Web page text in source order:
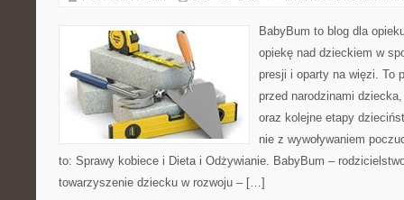
BabyBum to blog dla
opiekę nad dzieckiem w
presji i oparty na więzi. To
przed narodzinami
oraz kolejne etapy
nie z wywoływaniem
to: Sprawy kobiece i Dieta i Odżywianie. BabyBum –
towarzyszenie dziecku w rozwoju – […]